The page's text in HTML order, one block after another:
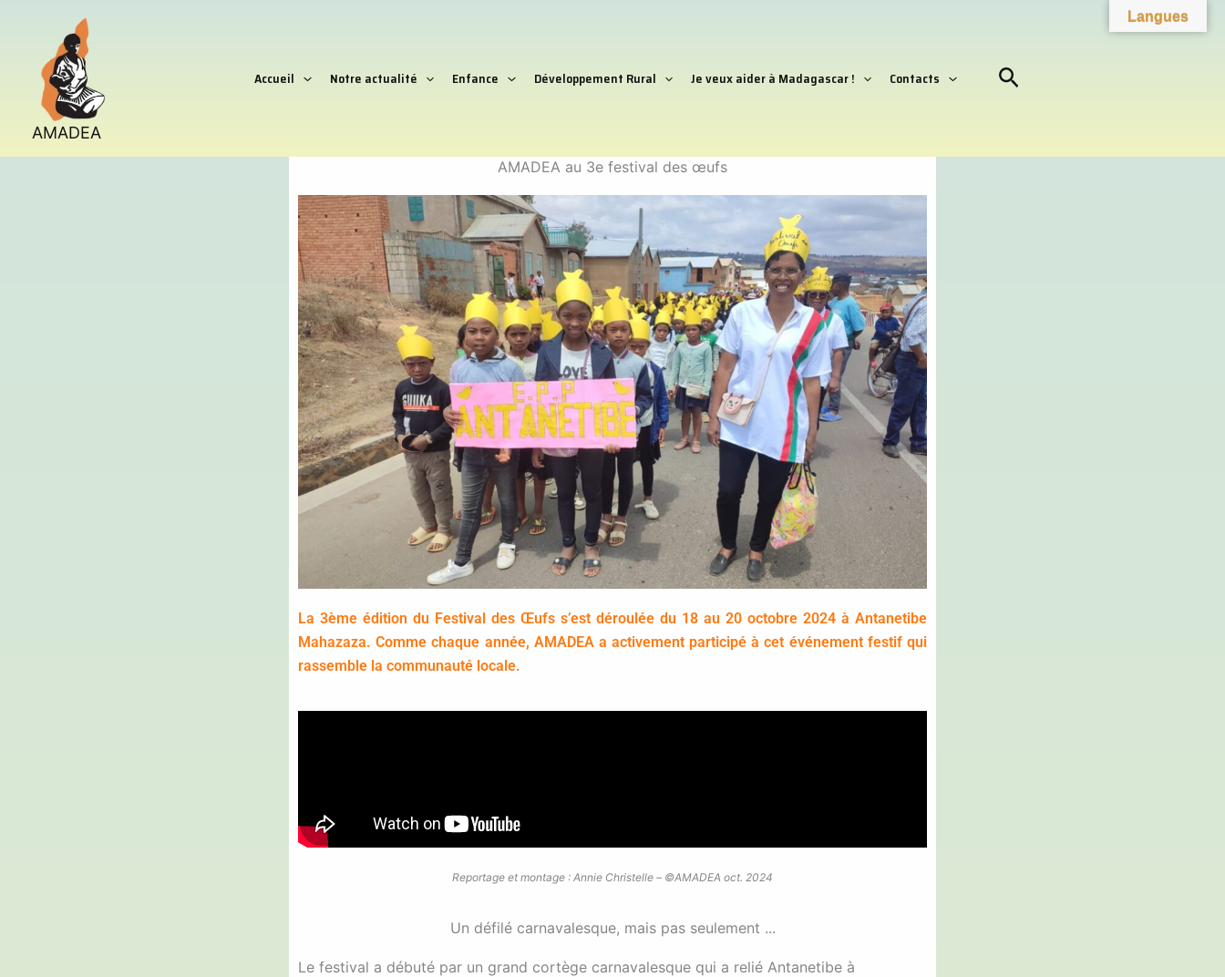
contenu
AMADEA
Accueil Notre actualité Enfance Développement Rural Je veux aider à Madagascar ! Contacts Rechercher
AMADEA au 3e festival des œufs
La 3ème édition du Festival des Œufs s’est déroulée du 18 au 20 octobre 2024 à Antanetibe
Mahazaza. Comme chaque année, AMADEA a activement participé à cet événement festif qui
rassemble la communauté locale.
Reportage et montage : Annie Christelle – ©AMADEA oct. 2024
Un défilé carnavalesque, mais pas seulement ...
Le festival a débuté par un grand cortège carnavalesque qui a relié Antanetibe à
Langues